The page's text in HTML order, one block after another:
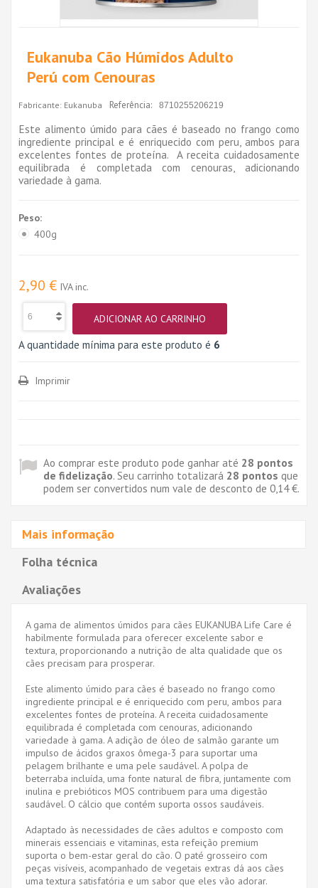
Eukanuba Cão Húmidos Adulto
Perú com Cenouras
Fabricante: Eukanuba Referência: 8710255206219
Este alimento úmido para cães é baseado no frango como
ingrediente principal e é enriquecido com peru, ambos para
excelentes fontes de proteína. A receita cuidadosamente
equilibrada é completada com cenouras, adicionando
variedade à gama.
Peso:
400g
2,90 € IVA inc.
ADICIONAR AO CARRINHO
A quantidade mínima para este produto é 6
Imprimir
Ao comprar este produto pode ganhar até 28 pontos
de fidelização. Seu carrinho totalizará 28 pontos que
podem ser convertidos num vale de desconto de 0,14 €.
Mais informação
Folha técnica
Avaliações
A gama de alimentos úmidos para cães EUKANUBA Life Care é
habilmente formulada para oferecer excelente sabor e
textura, proporcionando a nutrição de alta qualidade que os
cães precisam para prosperar.
Este alimento úmido para cães é baseado no frango como
ingrediente principal e é enriquecido com peru, ambos para
excelentes fontes de proteína. A receita cuidadosamente
equilibrada é completada com cenouras, adicionando
variedade à gama. A adição de óleo de salmão garante um
impulso de ácidos graxos ômega-3 para suportar uma
pelagem brilhante e uma pele saudável. A polpa de
beterraba incluída, uma fonte natural de fibra, juntamente com
inulina e prebióticos MOS contribuem para uma digestão
saudável. O cálcio que contém suporta ossos saudáveis.
Adaptado às necessidades de cães adultos e composto com
minerais essenciais e vitaminas, esta refeição premium
suporta o bem-estar geral do cão. O paté grosseiro com
peças visíveis, acompanhado de vegetais extras dá aos cães
uma textura satisfatória e um sabor que eles vão adorar.